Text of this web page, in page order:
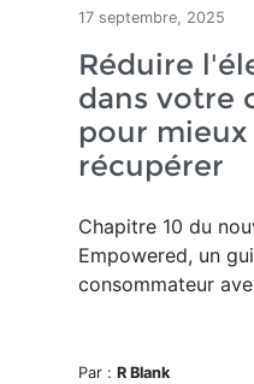
17 septembre, 2025
Réduire
dans votre
pour
récupérer
Chapitre 10 du
Empowered, un
consommateur
Par : R Blank